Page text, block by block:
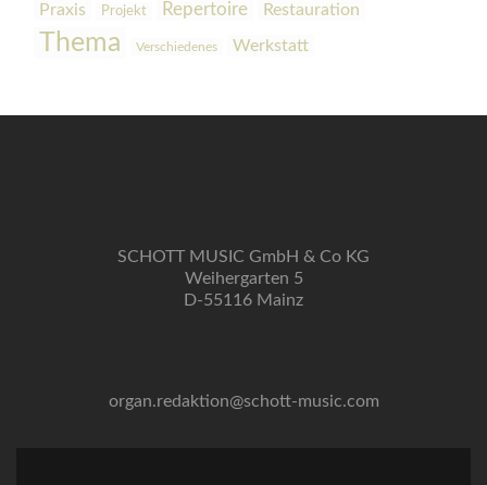
Praxis Projekt Repertoire Restauration
Thema Verschiedenes Werkstatt
SCHOTT MUSIC GmbH & Co KG
Weihergarten 5
D-55116 Mainz
organ.redaktion@schott-music.com